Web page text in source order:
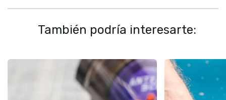
También podría interesarte: